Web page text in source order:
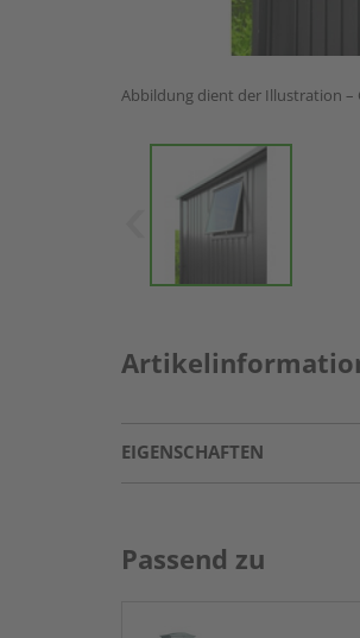
Abbildung dient der Illustration –
EIGENSCHAFTEN
Passend zu